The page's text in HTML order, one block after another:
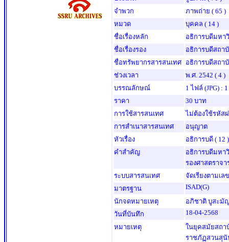
จำพวก
ภาพถ่าย ( 65 )
หมวด
บุคคล ( 14 )
ชื่อเรื่องหลัก
อธิการบดีมหา
ชื่อเรื่องรอง
อธิการบดีสถ
ชื่อทรัพยากรสารสนเทศ อธิการบดีสถา
ช่วงเวลา
พ.ศ. 2542 ( 4 )
บรรณลักษณ์
1 ไฟล์ (JPG) :
ราคา
30 บาท
การใช้สารสนเทศ
ไม่ต้องใช้รหัส
การสำเนาสารสนเทศ
อนุญาต
หัวเรื่อง
อธิการบดี ( 12 )
คำสำคัญ
อธิการบดีมห
รองศาสตราจ
ระบบสารสนเทศ
จัดเรียงตามเล
มาตรฐาน
ISAD(G)
นักจดหมายเหตุ
อภิชาติ บูสะมั
วันที่บันทึก
18-04-2568
หมายเหตุ
ในยุคสมัยสถา
ราชภัฏสวนสุนั